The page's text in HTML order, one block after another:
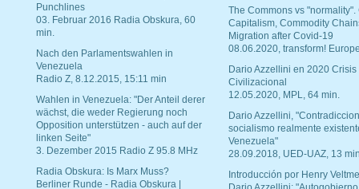
Punchlines
03. Februar 2016 Radia Obskura, 60
min.
Nach den Parlamentswahlen in
Venezuela
Radio Z, 8.12.2015, 15:11 min
Wahlen in Venezuela: "Der Anteil derer
wächst, die weder Regierung noch
Opposition unterstützen - auch auf der
linken Seite"
3. Dezember 2015 Radio Z 95.8 MHz
Radia Obskura: Is Marx Muss?
Berliner Runde - Radia Obskura |
The Commons vs "normality".
Capitalism, Commodity
Migration after Covid-19
08.06.2020, transform!
Dario Azzellini en 2020 Crisis
Civilizacional
12.05.2020, MPL, 64 min.
Dario Azzellini,
socialismo realmente
Venezuela"
28.09.2018, UED-UAZ, 13
Introducción por Henry